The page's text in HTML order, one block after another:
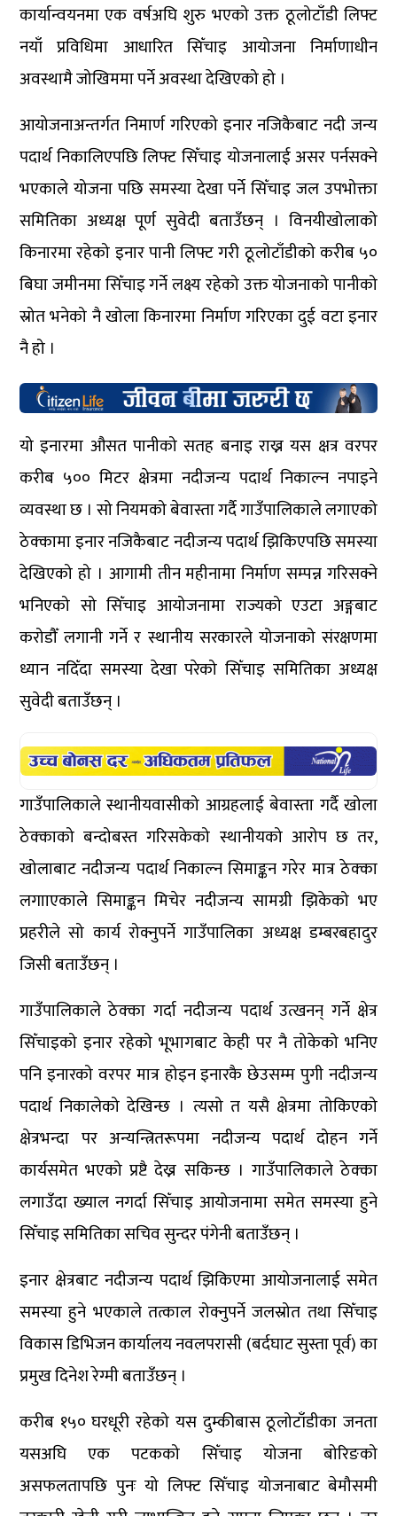
कार्यान्वयनमा एक वर्षअघि शुरु भएको उक्त ठूलोटाँडी लिफ्ट
नयाँ प्रविधिमा आधारित सिँचाइ आयोजना निर्माणाधीन
अवस्थामै जोखिममा पर्ने अवस्था देखिएको हो ।
आयोजनाअन्तर्गत निमार्ण गरिएको इनार नजिकैबाट नदी जन्य
पदार्थ निकालिएपछि लिफ्ट सिँचाइ योजनालाई असर पर्नसक्ने
भएकाले योजना पछि समस्या देखा पर्ने सिँचाइ जल उपभोक्ता
समितिका अध्यक्ष पूर्ण सुवेदी बताउँछन् । विनयीखोलाको
किनारमा रहेको इनार पानी लिफ्ट गरी ठूलोटाँडीको करीब ५०
बिघा जमीनमा सिँचाइ गर्ने लक्ष्य रहेको उक्त योजनाको पानीको
स्रोत भनेको नै खोला किनारमा निर्माण गरिएका दुई वटा इनार
नै हो ।
यो इनारमा औसत पानीको सतह बनाइ राख्न यस क्षत्र वरपर
करीब ५०० मिटर क्षेत्रमा नदीजन्य पदार्थ निकाल्न नपाइने
व्यवस्था छ । सो नियमको बेवास्ता गर्दै गाउँपालिकाले लगाएको
ठेक्कामा इनार नजिकैबाट नदीजन्य पदार्थ झिकिएपछि समस्या
देखिएको हो । आगामी तीन महीनामा निर्माण सम्पन्न गरिसक्ने
भनिएको सो सिँचाइ आयोजनामा राज्यको एउटा अङ्गबाट
करोडौँ लगानी गर्ने र स्थानीय सरकारले योजनाको संरक्षणमा
ध्यान नदिँदा समस्या देखा परेको सिँचाइ समितिका अध्यक्ष
सुवेदी बताउँछन् ।
गाउँपालिकाले स्थानीयवासीको आग्रहलाई बेवास्ता गर्दै खोला
ठेक्काको बन्दोबस्त गरिसकेको स्थानीयको आरोप छ तर,
खोलाबाट नदीजन्य पदार्थ निकाल्न सिमाङ्कन गरेर मात्र ठेक्का
लगााएकाले सिमाङ्कन मिचेर नदीजन्य सामग्री झिकेको भए
प्रहरीले सो कार्य रोक्नुपर्ने गाउँपालिका अध्यक्ष डम्बरबहादुर
जिसी बताउँछन् ।
गाउँपालिकाले ठेक्का गर्दा नदीजन्य पदार्थ उत्खनन् गर्ने क्षेत्र
सिँचाइको इनार रहेको भूभागबाट केही पर नै तोकेको भनिए
पनि इनारको वरपर मात्र होइन इनारकै छेउसम्म पुगी नदीजन्य
पदार्थ निकालेको देखिन्छ । त्यसो त यसै क्षेत्रमा तोकिएको
क्षेत्रभन्दा पर अन्यन्त्रितरूपमा नदीजन्य पदार्थ दोहन गर्ने
कार्यसमेत भएको प्रष्टै देख्न सकिन्छ । गाउँपालिकाले ठेक्का
लगाउँदा ख्याल नगर्दा सिँचाइ आयोजनामा समेत समस्या हुने
सिँचाइ समितिका सचिव सुन्दर पंगेनी बताउँछन् ।
इनार क्षेत्रबाट नदीजन्य पदार्थ झिकिएमा आयोजनालाई समेत
समस्या हुने भएकाले तत्काल रोक्नुपर्ने जलस्रोत तथा सिँचाइ
विकास डिभिजन कार्यालय नवलपरासी (बर्दघाट सुस्ता पूर्व) का
प्रमुख दिनेश रेग्मी बताउँछन् ।
करीब १५० घरधूरी रहेको यस दुम्कीबास ठूलोटाँडीका जनता
यसअघि एक पटकको सिँचाइ योजना बोरिङको
असफलतापछि पुनः यो लिफ्ट सिँचाइ योजनाबाट बेमौसमी